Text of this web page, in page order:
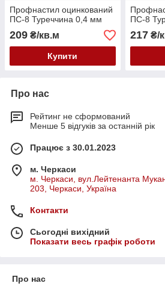
Профнастил оцинкований
ПС-8 Туреччина 0,4 мм
209 ₴/кв.м
Купити
ПС-8
217₴/
Про нас
Рейтинг не сформований
Менше 5 відгуків за останній рік
Працює з 30.01.2023
м. Черкаси
м. Черкаси, вул.Лейтенанта
203, Черкаси, Україна
Контакти
Сьогодні вихідний
Показати весь графік роботи
Про нас